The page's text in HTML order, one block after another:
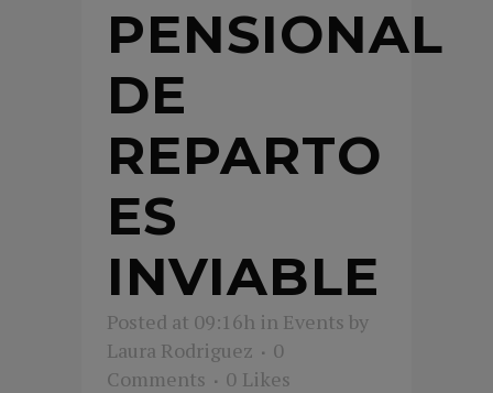
PENSIONAL
DE
REPARTO
ES
INVIABLE
Posted at 09:16h in Events by
Laura Rodriguez
0
Comments
0 Likes